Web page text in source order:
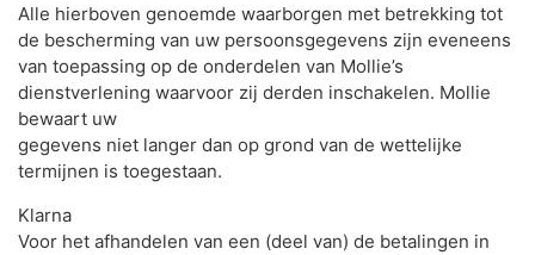
Alle hierboven genoemde waarborgen met betrekking tot
de bescherming van uw persoonsgegevens zijn eveneens
van toepassing op de onderdelen van Mollie’s
dienstverlening waarvoor zij derden inschakelen. Mollie
bewaart uw
gegevens niet langer dan op grond van de wettelijke
termijnen is toegestaan.
Klarna
Voor het afhandelen van een (deel van) de betalingen in